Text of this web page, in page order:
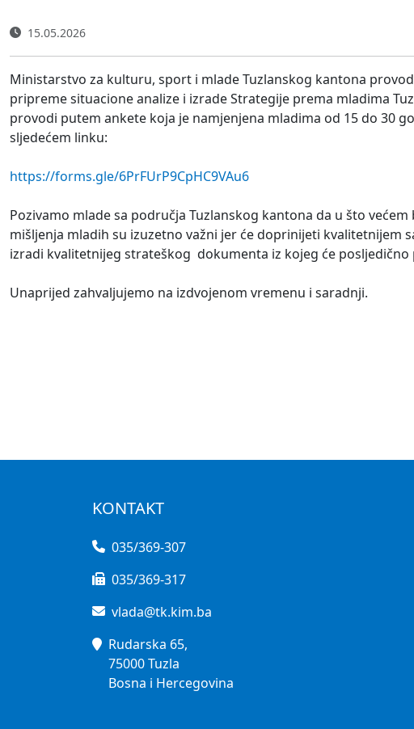
15.05.2026
Ministarstvo za kulturu, sport i mlade Tuzlanskog kantona
pripreme situacione analize i izrade Strategije prema mladima
provodi putem ankete koja je namjenjena mladima od 15 do 30
sljedećem linku:
https://forms.gle/6PrFUrP9CpHC9VAu6
Pozivamo mlade sa područja Tuzlanskog kantona da u što
mišljenja mladih su izuzetno važni jer će doprinijeti
izradi kvalitetnijeg strateškog dokumenta iz kojeg će
Unaprijed zahvaljujemo na izdvojenom vremenu i saradnji.
KONTAKT
035/369-307
035/369-317
vlada@tk.kim.ba
Rudarska 65,
75000 Tuzla
Bosna i Hercegovina